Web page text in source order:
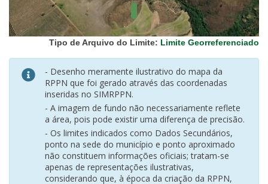
Relevo
(IBGE)
Tipo de Arquivo do Limite: Limite Georreferenciado
- Desenho meramente ilustrativo do mapa da
RPPN que foi gerado através das coordenadas
inseridas no SIMRPPN.
- A imagem de fundo não necessariamente reflete
a área, pois pode existir uma diferença de precisão.
- Os limites indicados como Dados Secundários,
ponto na sede do município e ponto aproximado
não constituem informações oficiais; tratam-se
apenas de representações ilustrativas,
considerando que, à época da criação da RPPN,